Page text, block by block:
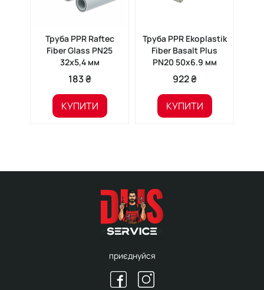
Труба PPR Raftec
Fiber Glass PN25
32х5,4 мм
183 ₴
КУПИТИ
Труба PPR Ekoplastik
Fiber Basalt Plus
PN20 50x6.9 мм
922 ₴
КУПИТИ
приєднуйся